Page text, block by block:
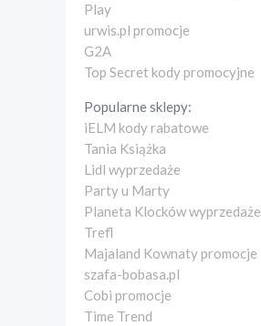
Play
urwis.pl promocje
G2A
Top Secret kody promocyjne
Popularne sklepy:
iELM kody rabatowe
Tania Książka
Lidl wyprzedaże
Party u Marty
Planeta Klocków wyprzedaże
Trefl
Majaland Kownaty promocje
szafa-bobasa.pl
Cobi promocje
Time Trend